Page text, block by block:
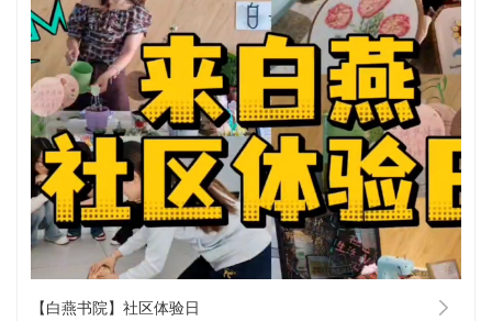
【白燕书院】社区体验日